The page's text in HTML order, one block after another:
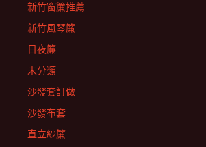
新竹窗簾推薦
新竹風琴簾
日夜簾
未分類
沙發套訂做
沙發布套
直立紗簾